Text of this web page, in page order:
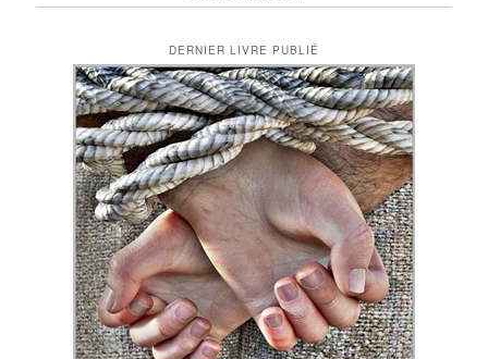
DERNIER LIVRE PUBLIÉ